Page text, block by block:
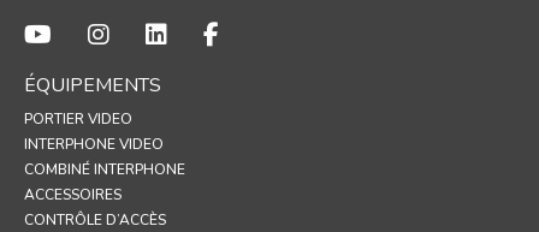
ÉQUIPEMENTS
PORTIER VIDEO
INTERPHONE VIDEO
COMBINÉ INTERPHONE
ACCESSOIRES
CONTRÔLE D’ACCÈS